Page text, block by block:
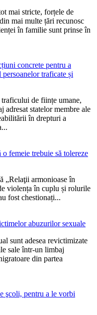
mai stricte, forțele de
mai multe țări recunosc
în familie sunt prinse în
concrete pentru a
traficate și
de ființe umane,
adresat statelor membre ale
în drepturi a
femeie trebuie să tolereze
„Relaţii armonioase în
violența în cuplu și rolurile
fost chestionați...
abuzurilor sexuale
sunt adesea revictimizate
sale într-un limbaj
din partea
şcoli, pentru a le vorbi